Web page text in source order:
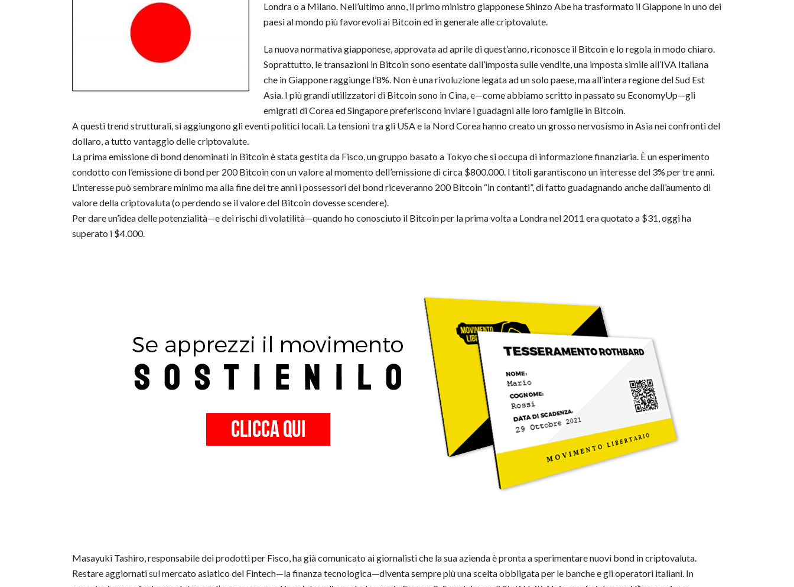
Londra o a Milano. Nell’ultimo anno, il primo ministro giapponese Shinzo Abe ha trasformato il Giappone in uno dei
paesi al mondo più favorevoli ai Bitcoin ed in generale alle criptovalute.
La nuova normativa giapponese, approvata ad aprile di quest’anno, riconosce il Bitcoin e lo regola in modo chiaro.
Soprattutto, le transazioni in Bitcoin sono esentate dall’imposta sulle vendite, una imposta simile all’IVA Italiana
che in Giappone raggiunge l’8%. Non è una rivoluzione legata ad un solo paese, ma all’intera regione del Sud Est
Asia. I più grandi utilizzatori di Bitcoin sono in Cina, e—come abbiamo scritto in passato su EconomyUp—gli
emigrati di Corea ed Singapore preferiscono inviare i guadagni alle loro famiglie in Bitcoin.
A questi trend strutturali, si aggiungono gli eventi politici locali. La tensioni tra gli USA e la Nord Corea hanno creato un grosso nervosismo in Asia nei confronti del
dollaro, a tutto vantaggio delle criptovalute.
La prima emissione di bond denominati in Bitcoin è stata gestita da Fisco, un gruppo basato a Tokyo che si occupa di informazione finanziaria. È un esperimento
condotto con l’emissione di bond per 200 Bitcoin con un valore al momento dell’emissione di circa $800.000. I titoli garantiscono un interesse del 3% per tre anni.
L’interesse può sembrare minimo ma alla fine dei tre anni i possessori dei bond riceveranno 200 Bitcoin “in contanti”, di fatto guadagnando anche dall’aumento di
valore della criptovaluta (o perdendo se il valore del Bitcoin dovesse scendere).
Per dare un’idea delle potenzialità—e dei rischi di volatilità—quando ho conosciuto il Bitcoin per la prima volta a Londra nel 2011 era quotato a $31, oggi ha
superato i $4.000.
Masayuki Tashiro, responsabile dei prodotti per Fisco, ha già comunicato ai giornalisti che la sua azienda è pronta a sperimentare nuovi bond in criptovaluta.
Restare aggiornati sul mercato asiatico del Fintech—la finanza tecnologica—diventa sempre più una scelta obbligata per le banche e gli operatori italiani. In